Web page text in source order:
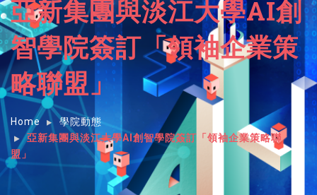
亞新集團與淡江大學AI創
智學院簽訂「領袖企業策
略聯盟」
Home
學院動態
亞新集團與淡江大學AI創智學院簽訂「領袖企業策略聯
盟」